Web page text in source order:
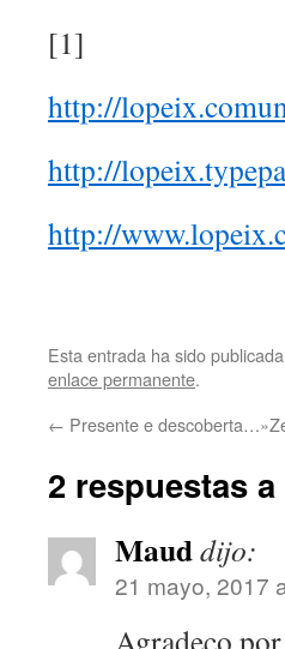
[1]
http://
http://
http://
Esta entrada ha sido
enlace permanente.
← Presente e
2 respuestas a
Mauddijo:
21 mayo, 2017
Agradeço